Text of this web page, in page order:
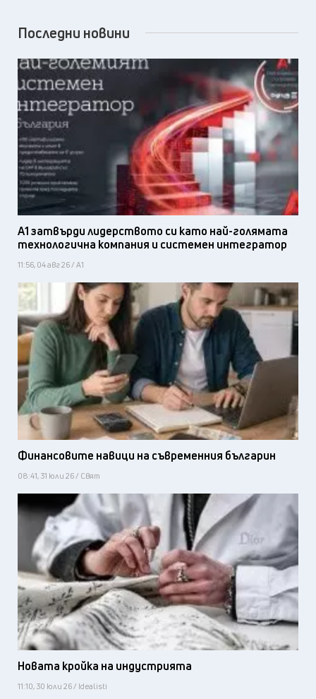
Последни новини
А1 затвърди лидерството си като най-голямата
технологична компания и системен интегратор
11:56, 04 авг 26 / А1
Финансовите навици на съвременния българин
08:41, 31 юли 26 / Свят
Новата кройка на индустрията
11:10, 30 юли 26 / Idealisti